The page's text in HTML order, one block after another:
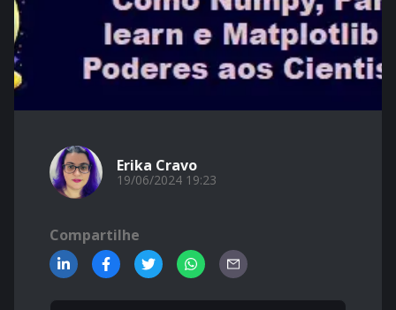
Erika Cravo
19/06/2024 19:23
Compartilhe